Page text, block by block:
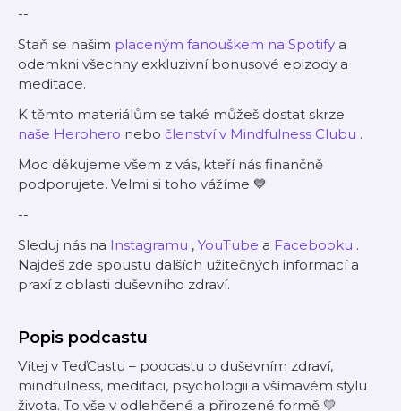
--
Staň se našim ⁠placeným fanouškem na Spotify⁠ a
odemkni všechny exkluzivní bonusové epizody a
meditace.
K těmto materiálům se také můžeš dostat skrze
⁠naše Herohero⁠ nebo ⁠členství v Mindfulness Clubu⁠ .
Moc děkujeme všem z vás, kteří nás finančně
podporujete. Velmi si toho vážíme 💙
--
Sleduj nás na ⁠⁠⁠Instagramu⁠⁠⁠ , ⁠⁠⁠YouTube⁠⁠⁠ a ⁠⁠⁠Facebooku⁠⁠⁠ .
Najdeš zde spoustu dalších užitečných informací a
praxí z oblasti duševního zdraví.
Popis podcastu
Vítej v TeďCastu – podcastu o duševním zdraví,
mindfulness, meditaci, psychologii a všímavém stylu
života. To vše v odlehčené a přirozené formě 💛